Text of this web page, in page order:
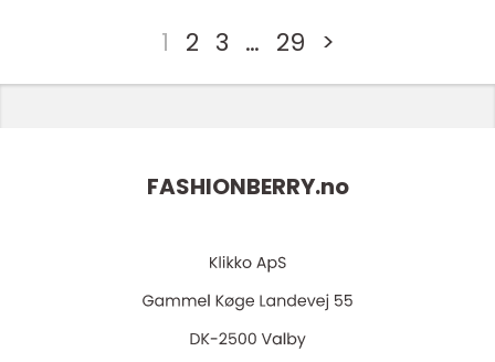
1 2 3 … 29 >
FASHIONBERRY.no